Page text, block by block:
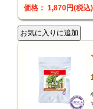
価格： 1,870円(税込)